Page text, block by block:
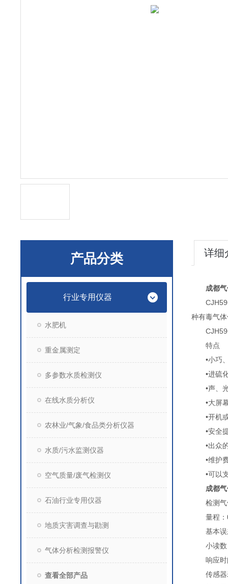
产品分类
行业专用仪器
水肥机
重金属测定
多参数水质检测仪
在线水质分析仪
农林业/气象/食品类分析仪器
水质/污水监测仪器
空气质量/废气检测仪
石油行业专用仪器
地质灾害调查与勘测
气体分析检测报警仪
查看全部产品
详细
成都
CJH596
种有毒气
CJH596
特点
•小巧、
•进硫化
•声、光
•大屏幕
•开机或
•安全提
•出众的
•维护费
•可以支
成都
检测气
量程：
基本误
小读数
响应时
传感器